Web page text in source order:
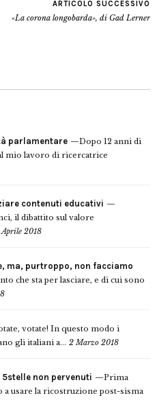
ARTICOLO SUCCESSIVO
«La corona longobarda», di Gad Lerner
parlamentare
Dopo 12 anni di
mio lavoro di ricercatrice
contenuti educativi
il dibattito sul valore
Aprile 2018
ma, purtroppo, non facciamo
che sta per lasciare, e di cui sono
votate! In questo modo i
gli italiani a... 2 Marzo 2018
non pervenuti
Prima
a usare la ricostruzione post-sisma